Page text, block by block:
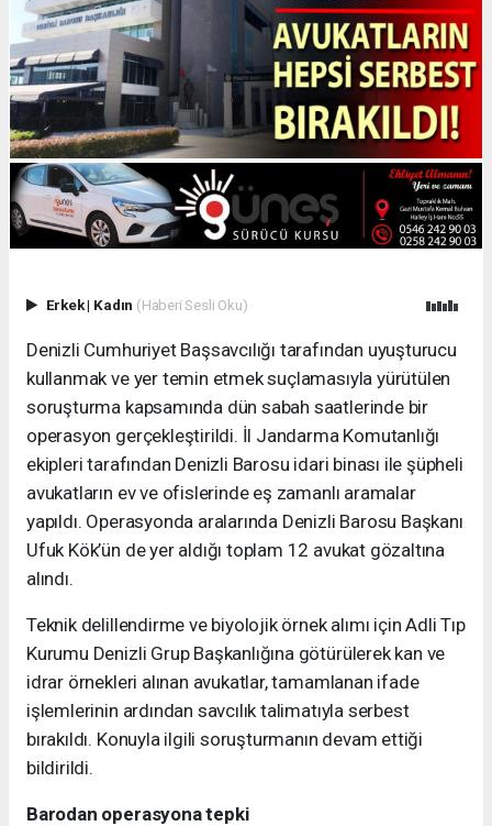
Erkek| Kadın (Haberi Sesli Oku)
Denizli Cumhuriyet Başsavcılığı tarafından uyuşturucu
kullanmak ve yer temin etmek suçlamasıyla yürütülen
soruşturma kapsamında dün sabah saatlerinde bir
operasyon gerçekleştirildi. İl Jandarma Komutanlığı
ekipleri tarafından Denizli Barosu idari binası ile şüpheli
avukatların ev ve ofislerinde eş zamanlı aramalar
yapıldı. Operasyonda aralarında Denizli Barosu Başkanı
Ufuk Kök’ün de yer aldığı toplam 12 avukat gözaltına
alındı.
Teknik delillendirme ve biyolojik örnek alımı için Adli Tıp
Kurumu Denizli Grup Başkanlığına götürülerek kan ve
idrar örnekleri alınan avukatlar, tamamlanan ifade
işlemlerinin ardından savcılık talimatıyla serbest
bırakıldı. Konuyla ilgili soruşturmanın devam ettiği
bildirildi.
Barodan operasyona tepki